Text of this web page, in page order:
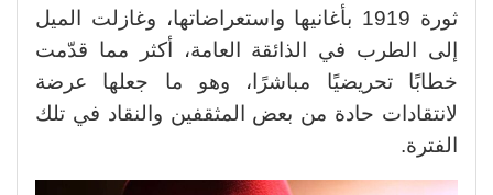
ثورة 1919 بأغانيها واستعراضاتها، وغازلت الميل
إلى الطرب في الذائقة العامة، أكثر مما قدّمت
خطابًا تحريضيًا مباشرًا، وهو ما جعلها عرضة
لانتقادات حادة من بعض المثقفين والنقاد في تلك
الفترة.